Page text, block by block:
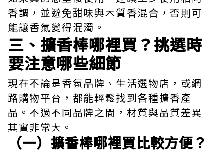
香調，並避免甜味與木質香混合，否則可
能讓香氣變得混濁。
三、擴香棒哪裡買？挑選時
要注意哪些細節
現在不論是香氛品牌、生活選物店，或網
路購物平台，都能輕鬆找到各種擴香產
品。不過不同品牌之間，材質與品質差異
其實非常大。
（一）擴香棒哪裡買比較方便？